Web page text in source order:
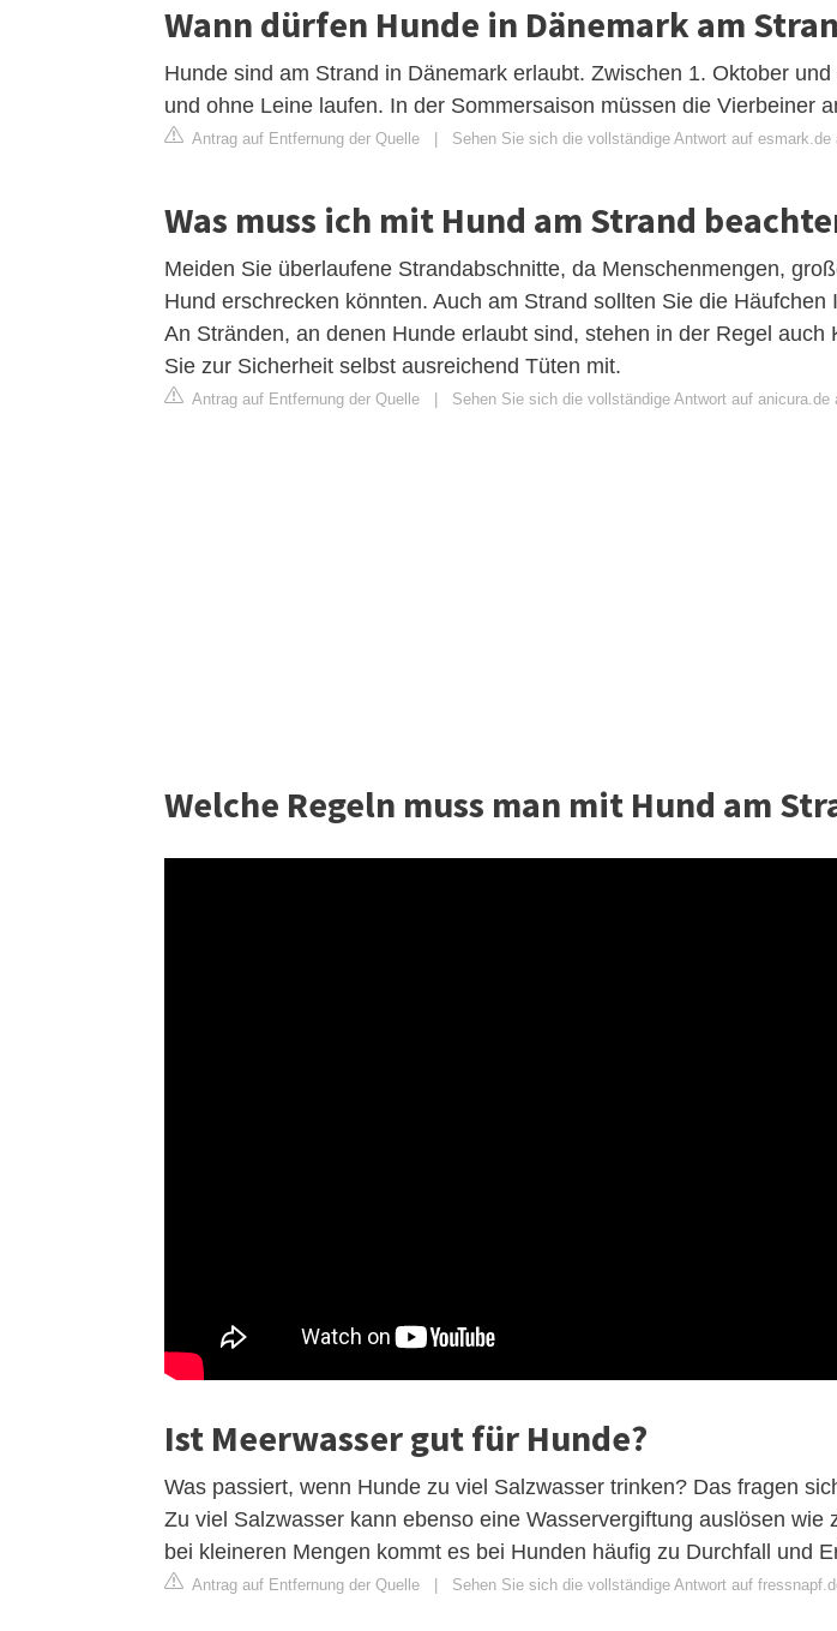
Wann dürfen Hunde in Dänemark am
Hunde sind am Strand in Dänemark erlaubt. Zwischen 1. Oktober
und ohne Leine laufen. In der Sommersaison müssen die Vierbeiner
Antrag auf Entfernung der Quelle Sehen Sie sich die vollständige Antwort auf esmark.de
Was muss ich mit Hund am Strand
Meiden Sie überlaufene Strandabschnitte, da Menschenmengen,
Hund erschrecken könnten. Auch am Strand sollten Sie die Häufchen
An Stränden, an denen Hunde erlaubt sind, stehen in der Regel auch
Sie zur Sicherheit selbst ausreichend Tüten mit.
Antrag auf Entfernung der Quelle Sehen Sie sich die vollständige Antwort auf anicura.de
Welche Regeln muss man mit Hund am
Ist Meerwasser gut für Hunde?
Was passiert, wenn Hunde zu viel Salzwasser trinken? Das fragen
Zu viel Salzwasser kann ebenso eine Wasservergiftung auslösen wie
bei kleineren Mengen kommt es bei Hunden häufig zu Durchfall und
Antrag auf Entfernung der Quelle | Sehen Sie sich die vollständige Antwort auf